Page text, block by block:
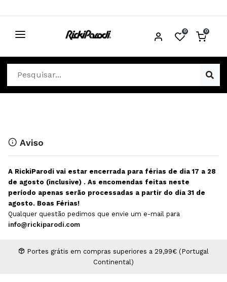
0 0
CABELO
Cosmética Capilar
Equipamentos Elétricos
Escovas e Pente
Extensões
MAN WORLD - Espaço Homem
Depilação
Descartáveis Estética
Diversos Estética
Equipamentos Depilação
Maquilhagem Profissional
Aviso
A RickiParodi vai estar encerrada para férias de dia 17 a 28
de agosto (inclusive) . As encomendas feitas neste
período apenas serão processadas a partir do dia 31 de
agosto. Boas Férias!
Qualquer questão pedimos que envie um e-mail para
info@rickiparodi.com
Portes grátis em compras superiores a 29,99€ (Portugal
Continental)